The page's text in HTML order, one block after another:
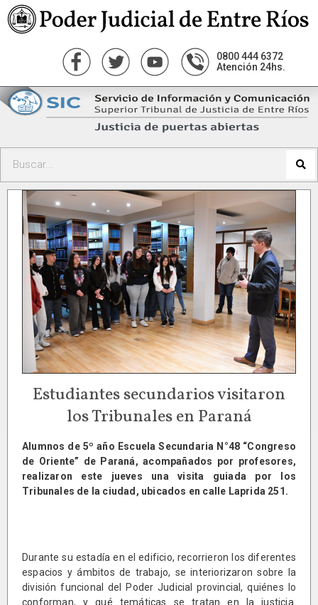
0800 444 6372
Atención 24hs.
Estudiantes secundarios visitaron
los Tribunales en Paraná
Alumnos de 5º año Escuela Secundaria N°48 “Congreso
de Oriente” de Paraná, acompañados por profesores,
realizaron este jueves una visita guiada por los
Tribunales de la ciudad, ubicados en calle Laprida 251.
Durante su estadía en el edificio, recorrieron los diferentes
espacios y ámbitos de trabajo, se interiorizaron sobre la
división funcional del Poder Judicial provincial, quiénes lo
conforman, y qué temáticas se tratan en la justicia.